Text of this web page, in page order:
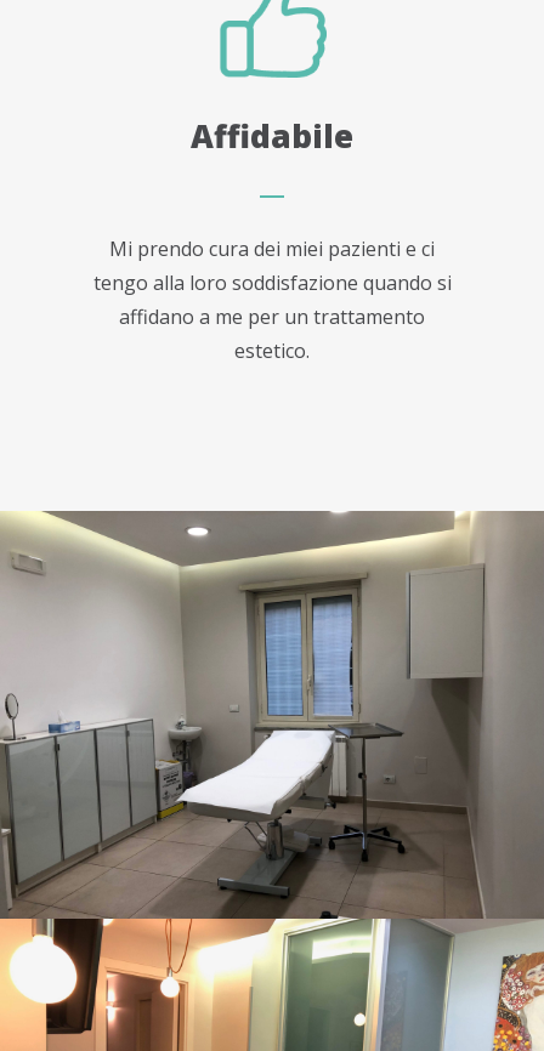
Affidabile
Mi prendo cura dei miei pazienti e ci
tengo alla loro soddisfazione quando si
affidano a me per un trattamento
estetico.